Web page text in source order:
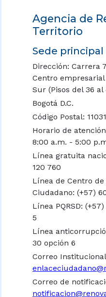
Agencia de
Territorio
Sede principal
Dirección: Carrera
Centro
Sur (Pisos del 36 al
Bogotá D.C.
Código Postal:
Horario de
8:00 a.m. - 5:00
Línea gratuita
120 760
Línea de Centro
Ciudadano: (+57)
Línea PQRSD:
5
Línea
30 opción 6
Correo
Correo de